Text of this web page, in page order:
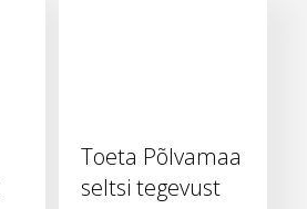
Toeta Põlvamaa
seltsi tegevust